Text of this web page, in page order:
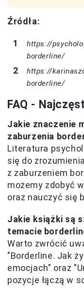
Źródła:
https://
borderline/
https://
borderline/
FAQ -
Jakie znaczenie
zaburzenia
Literatura
się do
z zaburzeniem
możemy zdobyć
oraz nauczyć się
Jakie książki są
temacie
Warto zwrócić
"Borderline. Jak
emocjach" oraz
pozycje łączą w